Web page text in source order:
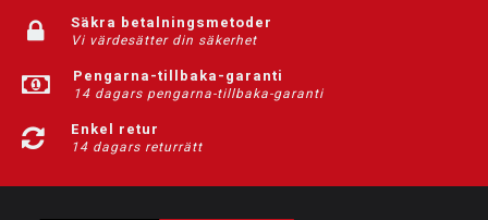
Säkra betalningsmetoder
Vi värdesätter din säkerhet
Pengarna-tillbaka-garanti
14 dagars pengarna-tillbaka-garanti
Enkel retur
14 dagars returrätt